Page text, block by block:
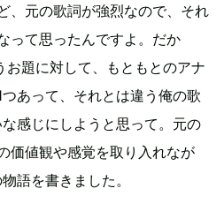
、元の歌詞が強烈なので、それ
って思ったんですよ。だか
お題に対して、もともとのアナ
あって、それとは違う俺の歌
感じにしようと思って。元の
価値観や感覚を取り入れなが
語を書きました。